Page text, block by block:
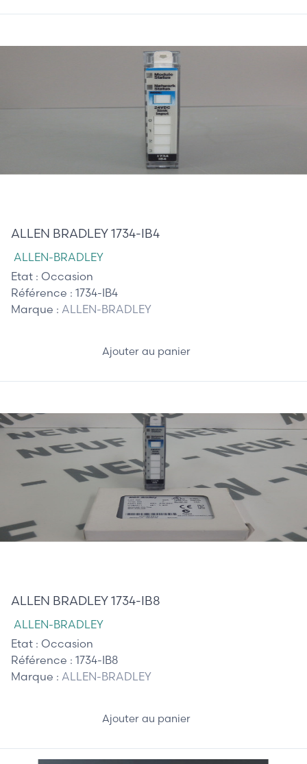
ALLEN BRADLEY 1734-IB4
ALLEN-BRADLEY
Etat : Occasion
Référence : 1734-IB4
Marque : ALLEN-BRADLEY
Ajouter au panier
ALLEN BRADLEY 1734-IB8
ALLEN-BRADLEY
Etat : Occasion
Référence : 1734-IB8
Marque : ALLEN-BRADLEY
Ajouter au panier